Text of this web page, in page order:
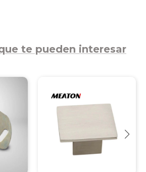
te pueden interesar